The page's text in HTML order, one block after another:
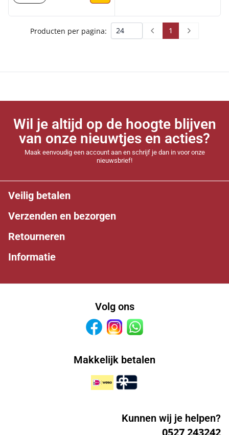
Producten per pagina: Prev 1 Next
Wil je altijd op de hoogte blijven
van onze nieuwtjes en acties?
Maak eenvoudig een account aan en schrijf je dan in voor onze
nieuwsbrief!
Veilig betalen
Verzenden en bezorgen
Retourneren
Informatie
Volg ons
FacebookInstagram
Makkelijk betalen
Kunnen wij je helpen?